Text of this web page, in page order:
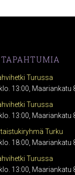
Turussa
13:00, Maariankatu
Turussa
13:00, Maariankatu
Turku
18:00, Maariankatu
Turussa
13:00, Maariankatu